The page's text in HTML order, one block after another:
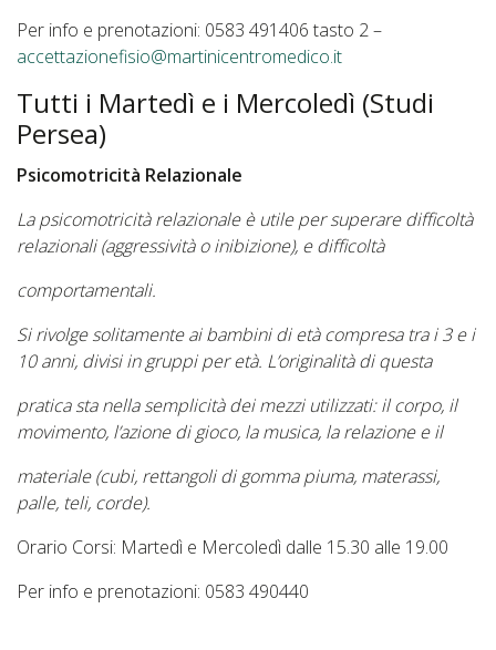
Per info e prenotazioni: 0583 491406 tasto 2 –
accettazionefisio@martinicentromedico.it
Tutti i Martedì e i Mercoledì (Studi
Persea)
Psicomotricità Relazionale
La psicomotricità relazionale è utile per superare difficoltà
relazionali (aggressività o inibizione), e difficoltà
comportamentali.
Si rivolge solitamente ai bambini di età compresa tra i 3 e i
10 anni, divisi in gruppi per età. L’originalità di questa
pratica sta nella semplicità dei mezzi utilizzati: il corpo, il
movimento, l’azione di gioco, la musica, la relazione e il
materiale (cubi, rettangoli di gomma piuma, materassi,
palle, teli, corde).
Orario Corsi: Martedì e Mercoledì dalle 15.30 alle 19.00
Per info e prenotazioni: 0583 490440